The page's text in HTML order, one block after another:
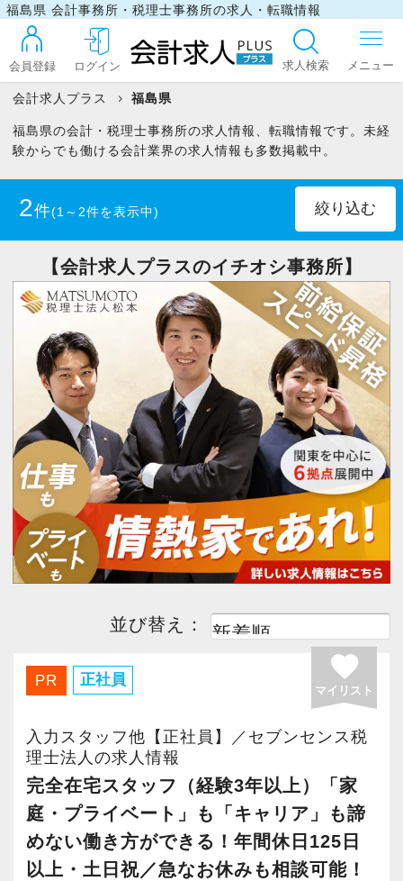
福島県 会計事務所・税理士事務所の求人・転職情報
会員登録 ログイン 求人検索
ログイン
最近見た求人
マイリスト
お問い合わせ
今すぐ会員登録
PC版サイトを見る
採用ご担当者様
会計求人プラス 福島県
福島県の会計・税理士事務所の求人情報、転職情報です。未経
験からでも働ける会計業界の求人情報も多数掲載中。
2件(1～2件を表示中)
正社員(1) パート・アルバイト(1)
税理士(2)
税理士科目合格者(未登録)(2)
税理士科目一部合格者 (2) 中小企業診断士(1)
日商簿記1級(2) 日商簿記2級 (2)
日商簿記3級 (1)
経験者優遇 (2) 完全週休２日(2)
主婦・主夫歓迎(2)
月間残業30時間以内 (2)
急募(1)
WEB面接OK (1) テレワーク推進 (2)
会計事務所・税理士事務所(1)
【会計求人プラスのイチオシ事務所】
並び替え：
PR 正社員 favorite
マイリスト
入力スタッフ他【正社員】／セブンセンス税
理士法人の求人情報
完全在宅スタッフ（経験3年以上）「家
庭・プライベート」も「キャリア」も諦
めない働き方ができる！年間休日125日
以上・土日祝／急なお休みも相談可能！